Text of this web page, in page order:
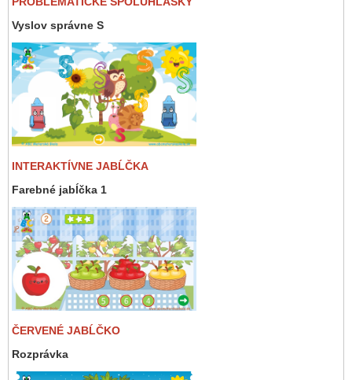
Vyslov správne S
INTERAKTÍVNE JABĹČKA
Farebné jabĺčka 1
ČERVENÉ JABĹČKO
Rozprávka